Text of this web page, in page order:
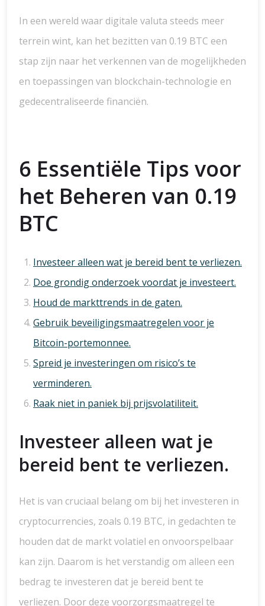
In een wereld waar digitale valuta steeds meer
terrein wint, kan het bezitten van 0.19 BTC een
stap zijn naar het verkennen van de mogelijkheden
en toepassingen van blockchain-technologie en
gedecentraliseerde financiën.
6 Essentiële Tips voor
het Beheren van 0.19
BTC
Investeer alleen wat je bereid bent te verliezen.
Doe grondig onderzoek voordat je investeert.
Houd de markttrends in de gaten.
Gebruik beveiligingsmaatregelen voor je
Bitcoin-portemonnee.
Spreid je investeringen om risico’s te
verminderen.
Raak niet in paniek bij prijsvolatiliteit.
Investeer alleen wat je
bereid bent te verliezen.
Het is van cruciaal belang om bij het investeren in
cryptocurrencies, zoals 0.19 BTC, in gedachten te
houden dat de markt volatiel en onvoorspelbaar
kan zijn. Daarom is het verstandig om alleen een
bedrag te investeren dat je bereid bent te
verliezen. Door deze voorzorgsmaatregel te